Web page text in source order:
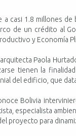
a casi 1.8 millones
de un crédito al
y Economía
arquitecta Paola
tienen la
del edificio, que
Bolivia
especialista
proyecto para